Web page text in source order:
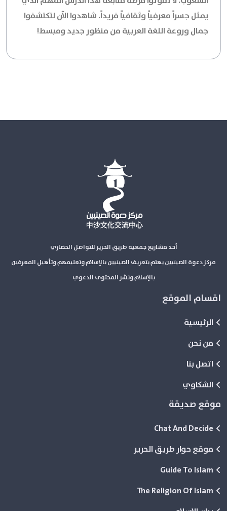
يمثل جسراً معرفياً وثقافياً فريداً. شاهدوا الآن لتكتشفوا
جمال وروعة اللغة العربية من منظور جديد ومبسط!
أحد مشاريع جمعية طريق الحرير للتواصل الحضاري
مركز دعوة الصينيين يهتم بتعريف الصينيين بالإسلام وتعليمهم وتأهيل المعرفين
بالإسلام ونشر المحتوى الدعوي
اقسام الموقع
الرئيسية
من نحن
اتصل بنا
الشكاوي
موقع صديقة
Chat And Decide
موقع حوار طريق الحرير
Guide To Islam
The Religion Of Islam